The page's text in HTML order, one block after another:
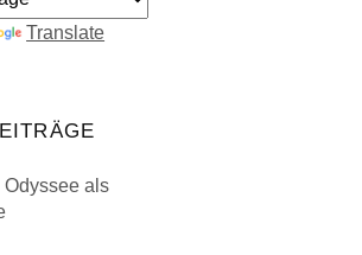
Translate
Odyssee als